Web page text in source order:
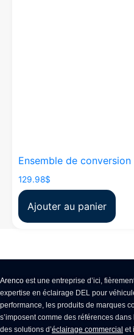
Ensemble de conversion
129.98$
Ajouter au panier
Arenco est une entreprise d’ici,
expertise en éclairage DEL pour
performance, les produits de marques
s’imposent comme des références
des solutions d’éclairage commercial et